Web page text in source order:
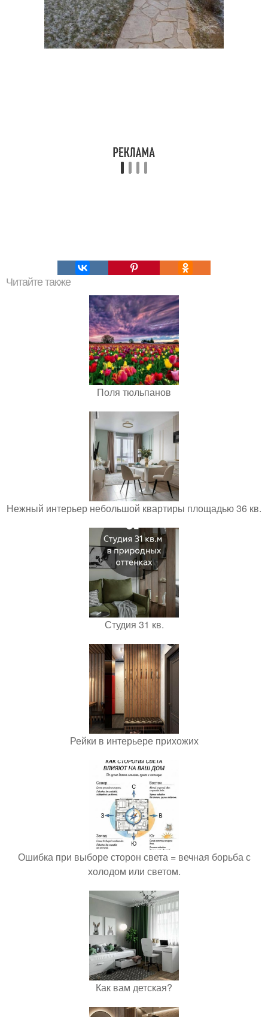
Читайте также
Поля тюльпанов
Нежный интерьер небольшой квартиры площадью 36 кв.
Студия 31 кв.
Рейки в интерьере прихожих
Ошибка при выборе сторон света = вечная борьба с
холодом или светом.
Как вам детская?